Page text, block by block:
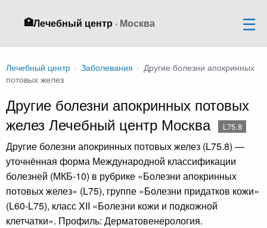
🏥Лечебный центр · Москва
Лечебный центр › Заболевания › Другие болезни апокринных
потовых желез
Другие болезни апокринных потовых
желез Лечебный центр Москва
L75.8
Другие болезни апокринных потовых желез (L75.8) —
уточнённая форма Международной классификации
болезней (МКБ-10) в рубрике «Болезни апокринных
потовых желез» (L75), группе «Болезни придатков кожи»
(L60-L75), класс XII «Болезни кожи и подкожной
клетчатки». Профиль: Дерматовенерология.